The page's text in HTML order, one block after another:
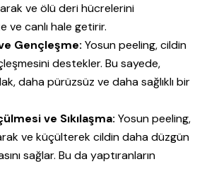
ve ölü deri hücrelerini
ve canlı hale getirir.
Gençleşme: Yosun peeling, cildin
destekler. Bu sayede,
daha pürüzsüz ve daha sağlıklı bir
ve Sıkılaşma: Yosun peeling,
ve küçülterek cildin daha düzgün
sağlar. Bu da yaptıranların